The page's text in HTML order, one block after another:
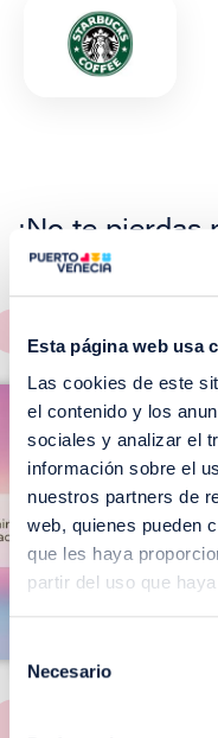
Esta página web usa
Las cookies de este
el contenido y los
sociales y analizar el
información sobre el
nuestros partners de
web, quienes pueden
que les haya
partir del uso que
consentimiento
Necesario
¡No te pierdas
EVENTOS!
m
a
g
e
n